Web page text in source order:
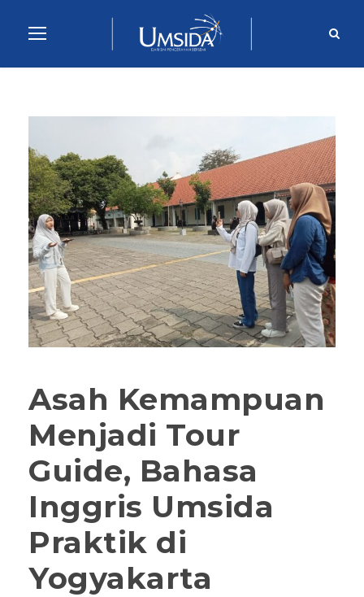
Asah Kemampuan
Menjadi Tour
Guide, Bahasa
Inggris Umsida
Praktik di
Yogyakarta